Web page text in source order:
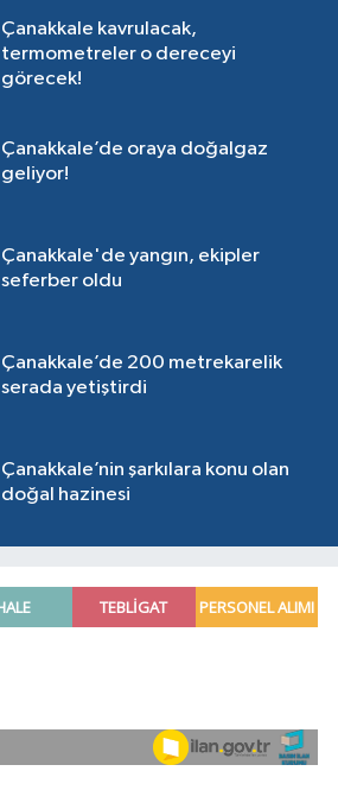
Çanakkale kavrulacak,
termometreler o dereceyi
görecek!
Çanakkale’de oraya doğalgaz
geliyor!
Çanakkale'de yangın, ekipler
seferber oldu
Çanakkale’de 200 metrekarelik
serada yetiştirdi
Çanakkale’nin şarkılara konu olan
doğal hazinesi